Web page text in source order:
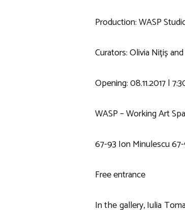
Production: WASP
Curators: Olivia Nițiș
Opening: 08.11.2017 |
WASP – Working Art
67-93 Ion Minulescu
Free entrance
In the gallery, Iulia